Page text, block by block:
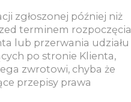
zgłoszonej później niż
terminem rozpoczęcia
lub przerwania udziału
po stronie Klienta,
zwrotowi, chyba że
przepisy prawa